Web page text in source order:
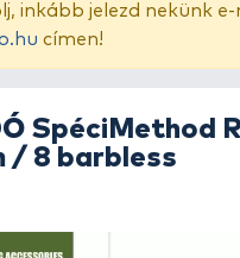
inkább jelezd nekünk
címen!
SpéciMethod
/ 8 barbless